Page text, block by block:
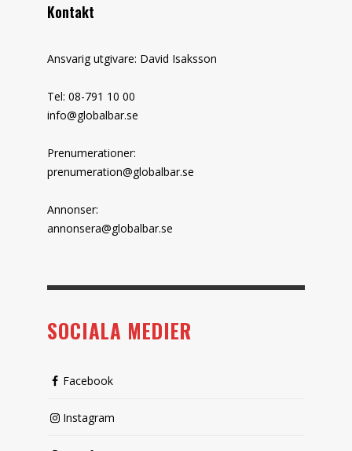
Kontakt
Ansvarig utgivare: David Isaksson
Tel: 08-791 10 00
info@globalbar.se
Prenumerationer:
prenumeration@globalbar.se
Annonser:
annonsera@globalbar.se
SOCIALA MEDIER
Facebook
Instagram